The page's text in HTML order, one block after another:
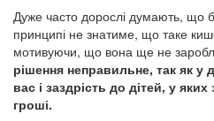
Дуже часто дорослі думають, що
принципі не знатиме, що таке
мотивуючи, що вона ще не
рішення неправильне, так як у
вас і заздрість до дітей, у
гроші.